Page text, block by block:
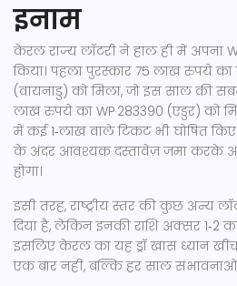
इनाम
केरल राज्य लॉटरी ने हाल ही में अपना
किया। पहला पुरस्कार 75 लाख रुपये का
(वायनाडु) को मिला, जो इस साल की
लाख रुपये का WP 283390 (एडुर) को
में कई 1‑लाख वाले टिकट भी घोषित
के अंदर आवश्यक दस्तावेज़ जमा करके
होगा।
इसी तरह, राष्ट्रीय स्तर की कुछ अन्य
दिया है, लेकिन इनकी राशि अक्सर 1‑2
इसलिए केरल का यह ड्रॉ खास ध्यान
एक बार नहीं, बल्कि हर साल संभावनाओं